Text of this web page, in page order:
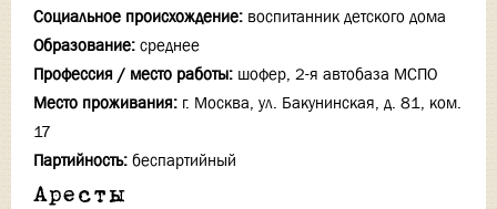
Социальное происхождение: воспитанник детского дома
Образование: среднее
Профессия / место работы: шофер, 2-я автобаза МСПО
Место проживания: г. Москва, ул. Бакунинская, д. 81, ком.
17
Партийность: беспартийный
Аресты